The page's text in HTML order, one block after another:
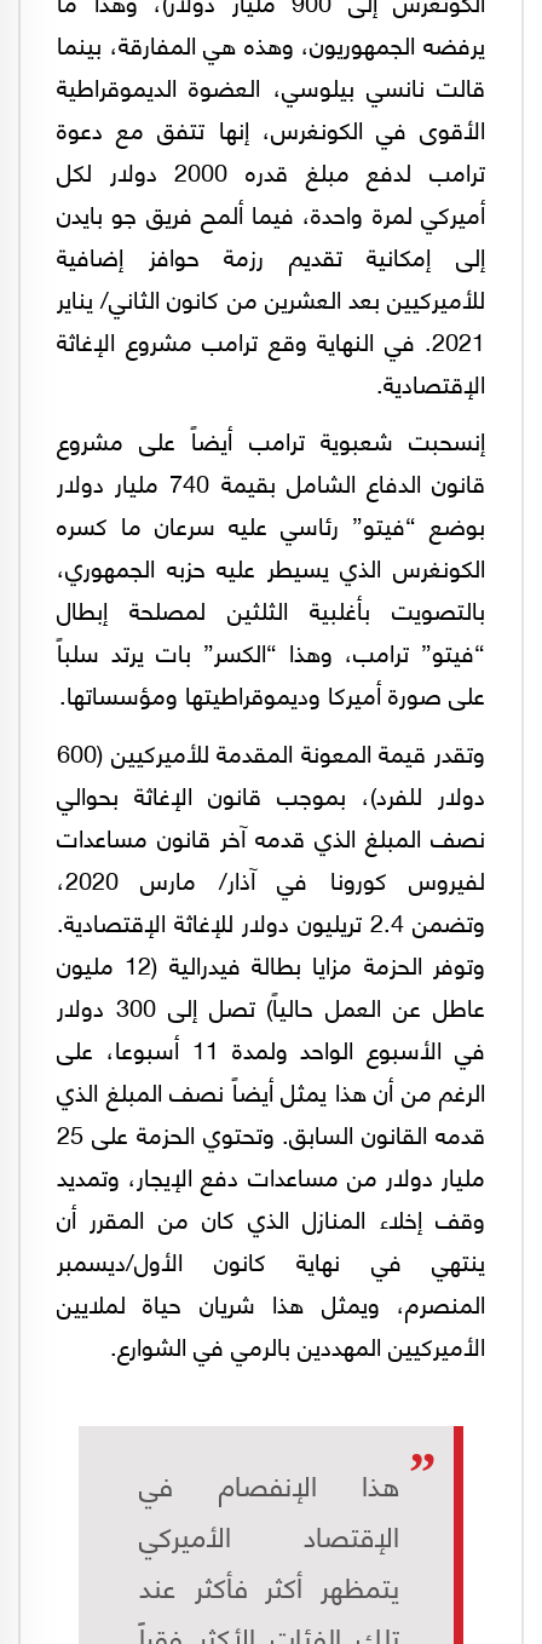
يرفضه الجمهوريون، وهذه هي المفارقة، بينما
قالت نانسي بيلوسي، العضوة الديموقراطية
الأقوى في الكونغرس، إنها تتفق مع دعوة
ترامب لدفع مبلغ قدره 2000 دولار لكل
أميركي لمرة واحدة، فيما ألمح فريق جو بايدن
إلى إمكانية تقديم رزمة حوافز إضافية
للأميركيين بعد العشرين من كانون الثاني/ يناير
2021. في النهاية وقع ترامب مشروع الإغاثة
الإقتصادية.
إنسحبت شعبوية ترامب أيضاً على مشروع
قانون الدفاع الشامل بقيمة 740 مليار دولار
بوضع “فيتو” رئاسي عليه سرعان ما كسره
الكونغرس الذي يسيطر عليه حزبه الجمهوري،
بالتصويت بأغلبية الثلثين لمصلحة إبطال
“فيتو” ترامب، وهذا “الكسر” بات يرتد سلباً
على صورة أميركا وديموقراطيتها ومؤسساتها.
وتقدر قيمة المعونة المقدمة للأميركيين (600
دولار للفرد)، بموجب قانون الإغاثة بحوالي
نصف المبلغ الذي قدمه آخر قانون مساعدات
لفيروس كورونا في آذار/ مارس 2020،
وتضمن 2.4 تريليون دولار للإغاثة الإقتصادية.
وتوفر الحزمة مزايا بطالة فيدرالية (12 مليون
عاطل عن العمل حالياً) تصل إلى 300 دولار
في الأسبوع الواحد ولمدة 11 أسبوعا، على
الرغم من أن هذا يمثل أيضاً نصف المبلغ الذي
قدمه القانون السابق. وتحتوي الحزمة على 25
مليار دولار من مساعدات دفع الإيجار، وتمديد
وقف إخلاء المنازل الذي كان من المقرر أن
ينتهي في نهاية كانون الأول/ديسمبر
المنصرم، ويمثل هذا شريان حياة لملايين
الأميركيين المهددين بالرمي في الشوارع.
هذا الإنفصام في
الإقتصاد الأميركي
يتمظهر أكثر فأكثر عند